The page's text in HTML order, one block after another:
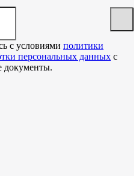
с условиями политики
персональных данных с
документы.